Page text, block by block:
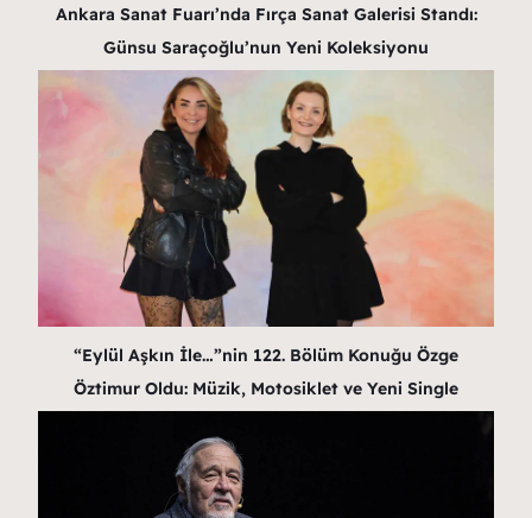
Ankara Sanat Fuarı’nda Fırça Sanat Galerisi Standı:
Günsu Saraçoğlu’nun Yeni Koleksiyonu
“Eylül Aşkın İle…”nin 122. Bölüm Konuğu Özge
Öztimur Oldu: Müzik, Motosiklet ve Yeni Single